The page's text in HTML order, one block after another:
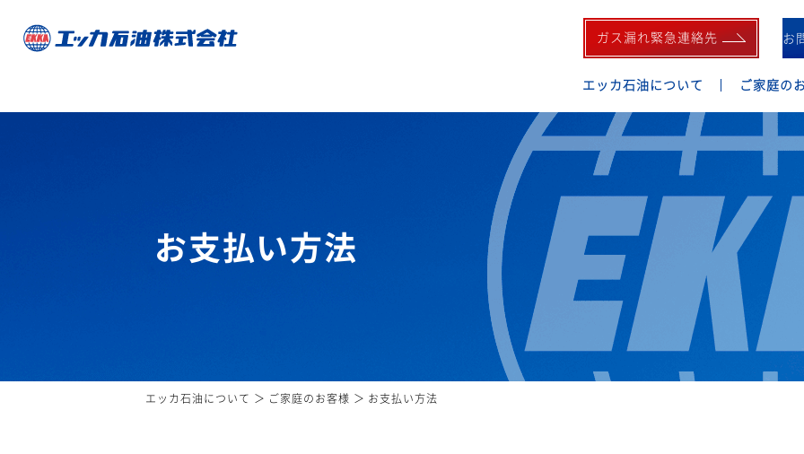
ガス漏れ緊急連絡先 お
エッカ石油について ご家庭の
お支払い方法
エッカ石油について ご家庭のお客様 お支払い方法